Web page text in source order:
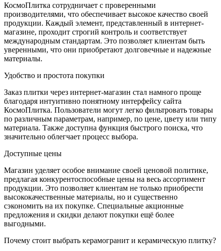
КосмоПлитка сотрудничает с проверенными
производителями, что обеспечивает высокое качество своей
продукции. Каждый элемент, представленный в интернет-
магазине, проходит строгий контроль и соответствует
международным стандартам. Это позволяет клиентам быть
уверенными, что они приобретают долговечные и надежные
материалы.
Удобство и простота покупки
Заказ плитки через интернет-магазин стал намного проще
благодаря интуитивно понятному интерфейсу сайта
КосмоПлитка. Пользователи могут легко фильтровать товары
по различным параметрам, например, по цене, цвету или типу
материала. Также доступна функция быстрого поиска, что
значительно облегчает процесс выбора.
Доступные цены
Магазин уделяет особое внимание своей ценовой политике,
предлагая конкурентоспособные цены на весь ассортимент
продукции. Это позволяет клиентам не только приобрести
высококачественные материалы, но и существенно
сэкономить на их покупке. Специальные акционные
предложения и скидки делают покупки ещё более
выгодными.
Почему стоит выбрать керамогранит и керамическую плитку?